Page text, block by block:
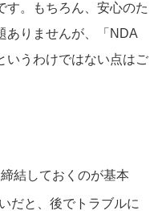
す。もちろん、安心のた
ありませんが、「NDA
いうわけではない点はご
結しておくのが基本
だと、後でトラブルに